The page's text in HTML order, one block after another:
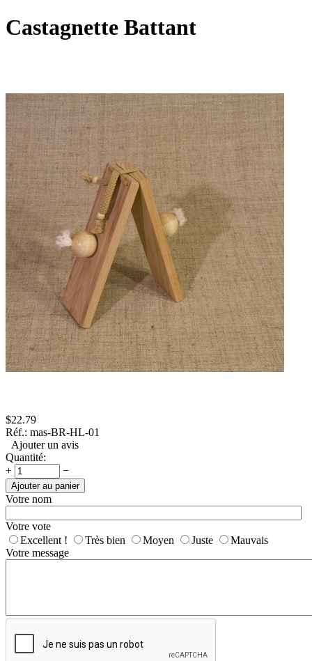
Castagnette Battant
$22.79
Réf.: mas-BR-HL-01
Ajouter un avis
Quantité:
+
−
Ajouter au panier
Votre nom
Votre vote
Excellent !
Très bien Moyen Juste
Mauvais
Votre message